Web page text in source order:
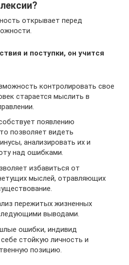
открывает перед
и поступки, он учится
контролировать свое
старается мыслить в
появлению
позволяет видеть
анализировать их и
над ошибками.
избавиться от
мыслей, отравляющих
пережитых жизненных
выводами.
ошибки, индивид
стойкую личность и
позицию.